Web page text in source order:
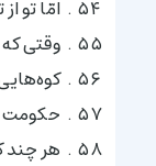
امّا تو
وقتى
حکومت
هر چند